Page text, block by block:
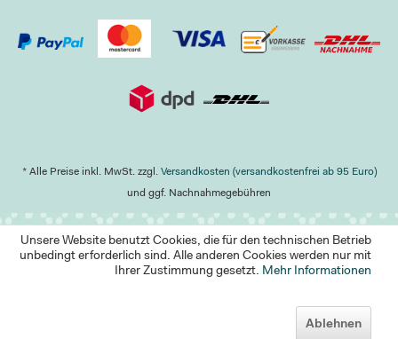
* Alle Preise inkl. MwSt. zzgl. Versandkosten (versandkostenfrei ab 95 Euro)
und ggf. Nachnahmegebühren
Unsere Website benutzt Cookies, die für den technischen Betrieb
unbedingt erforderlich sind. Alle anderen Cookies werden nur mit
Ihrer Zustimmung gesetzt. Mehr Informationen
Ablehnen